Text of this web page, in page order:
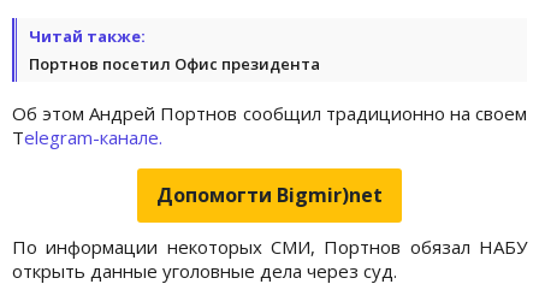
Читай также:
Портнов посетил Офис президента
Об этом Андрей Портнов сообщил традиционно на своем
Telegram-канале.
Допомогти Bigmir)net
По информации некоторых СМИ, Портнов обязал НАБУ
открыть данные уголовные дела через суд.